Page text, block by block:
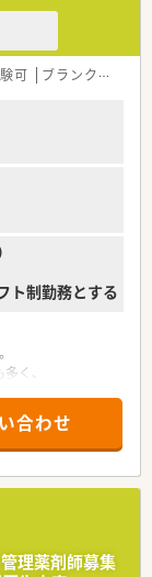
可 ブランク可
ト制勤務とする
く、
ます。
復帰いただけま
ります。
合わせ
理薬剤師募集